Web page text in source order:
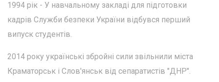
1994 рік - У навчальному закладі для підготовки
кадрів Служби безпеки України відбувся перший
випуск студентів.
2014 року українські збройні сили звільнили міста
Краматорськ і Слов'янськ від сепаратистів "ДНР".